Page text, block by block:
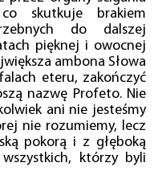
skutkuje brakiem
do dalszej
pięknej i owocnej
ambona Słowa
eteru, zakończyć
nazwę Profeto. Nie
ani nie jesteśmy
nie rozumiemy, lecz
pokorą i z głęboką
którzy byli